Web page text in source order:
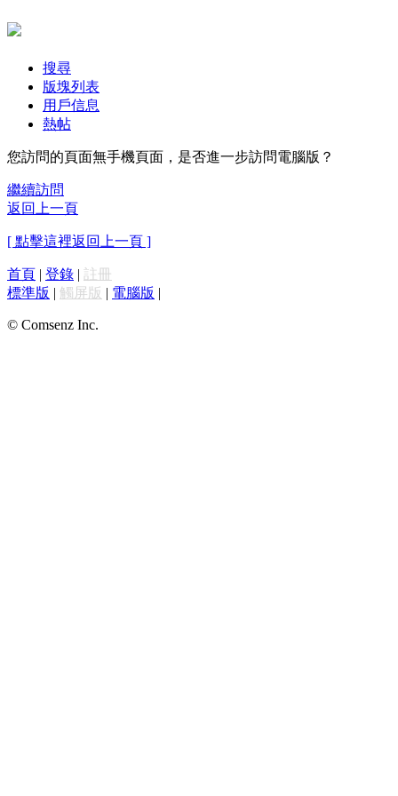
搜尋
版塊列表
用戶信息
熱帖
您訪問的頁面無手機頁面，是否進一步訪問電腦版？
繼續訪問
返回上一頁
[ 點擊這裡返回上一頁 ]
首頁 | 登錄 | 註冊
標準版 | 觸屏版 | 電腦版 |
© Comsenz Inc.